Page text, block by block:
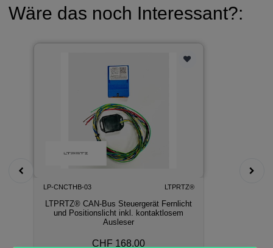
Wäre das noch Interessant?:
LP-CNCTHB-03 LTPRTZ®
LTPRTZ® CAN-Bus Steuergerät Fernlicht
und Positionslicht inkl. kontaktlosem
Ausleser
CHF 168.00